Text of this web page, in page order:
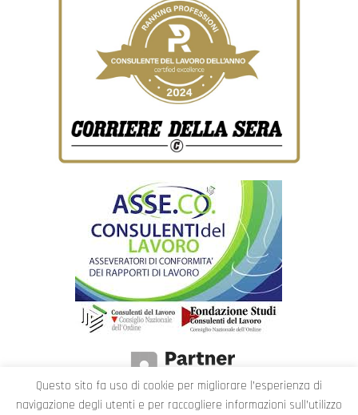
Questo sito fa uso di cookie per migliorare l’esperienza di
navigazione degli utenti e per raccogliere informazioni sull’utilizzo